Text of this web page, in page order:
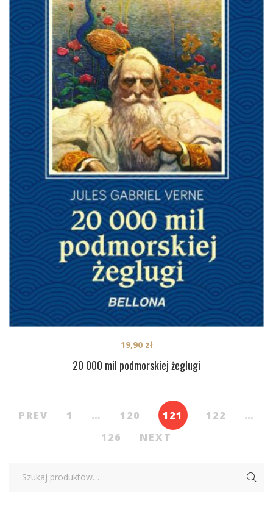
20 000 mil podmorskiej żeglugi
19,90 zł
PREV 1 … 120 121 122
…
126
NEXT